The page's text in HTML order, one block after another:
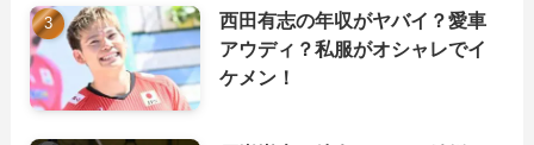
西田有志の年収がヤバイ？愛車
アウディ？私服がオシャレでイ
ケメン！